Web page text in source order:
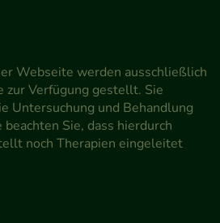
Webseite werden ausschließlich
zur Verfügung gestellt. Sie
Untersuchung und Behandlung
Sie, dass hierdurch
noch Therapien eingeleitet